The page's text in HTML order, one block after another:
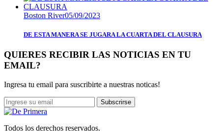
Boston River05/09/2023
DE ESTA MANERA SE JUGARA LA CUARTA DEL CLAUSURA
QUIERES RECIBIR LAS NOTICIAS EN TU
EMAIL?
Ingresa tu email para suscribirte a nuestras noticas!
Subscrirse
Todos los derechos reservados.